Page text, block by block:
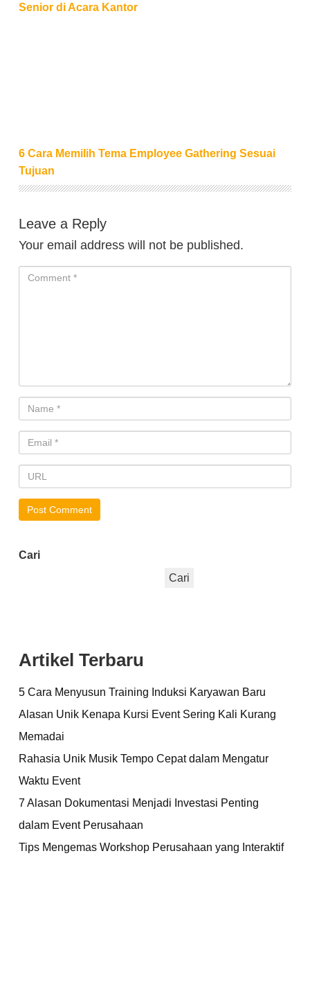
Senior di Acara Kantor
6 Cara Memilih Tema Employee Gathering Sesuai
Tujuan
Leave a Reply
Your email address will not be published.
Cari
Cari
Artikel Terbaru
5 Cara Menyusun Training Induksi Karyawan Baru
Alasan Unik Kenapa Kursi Event Sering Kali Kurang
Memadai
Rahasia Unik Musik Tempo Cepat dalam Mengatur
Waktu Event
7 Alasan Dokumentasi Menjadi Investasi Penting
dalam Event Perusahaan
Tips Mengemas Workshop Perusahaan yang Interaktif